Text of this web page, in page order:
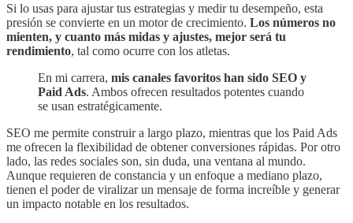
Si lo usas para ajustar tus estrategias y medir tu desempeño, esta
presión se convierte en un motor de crecimiento. Los números no
mienten, y cuanto más midas y ajustes, mejor será tu
rendimiento, tal como ocurre con los atletas.
En mi carrera, mis canales favoritos han sido SEO y
Paid Ads. Ambos ofrecen resultados potentes cuando
se usan estratégicamente.
SEO me permite construir a largo plazo, mientras que los Paid Ads
me ofrecen la flexibilidad de obtener conversiones rápidas. Por otro
lado, las redes sociales son, sin duda, una ventana al mundo.
Aunque requieren de constancia y un enfoque a mediano plazo,
tienen el poder de viralizar un mensaje de forma increíble y generar
un impacto notable en los resultados.